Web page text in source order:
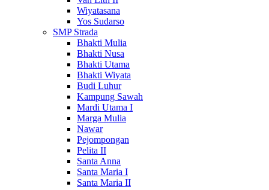
Wiyatasana
Yos Sudarso
SMP Strada
Bhakti Mulia
Bhakti Nusa
Bhakti Utama
Bhakti Wiyata
Budi Luhur
Kampung Sawah
Mardi Utama I
Marga Mulia
Nawar
Pejompongan
Pelita II
Santa Anna
Santa Maria I
Santa Maria II